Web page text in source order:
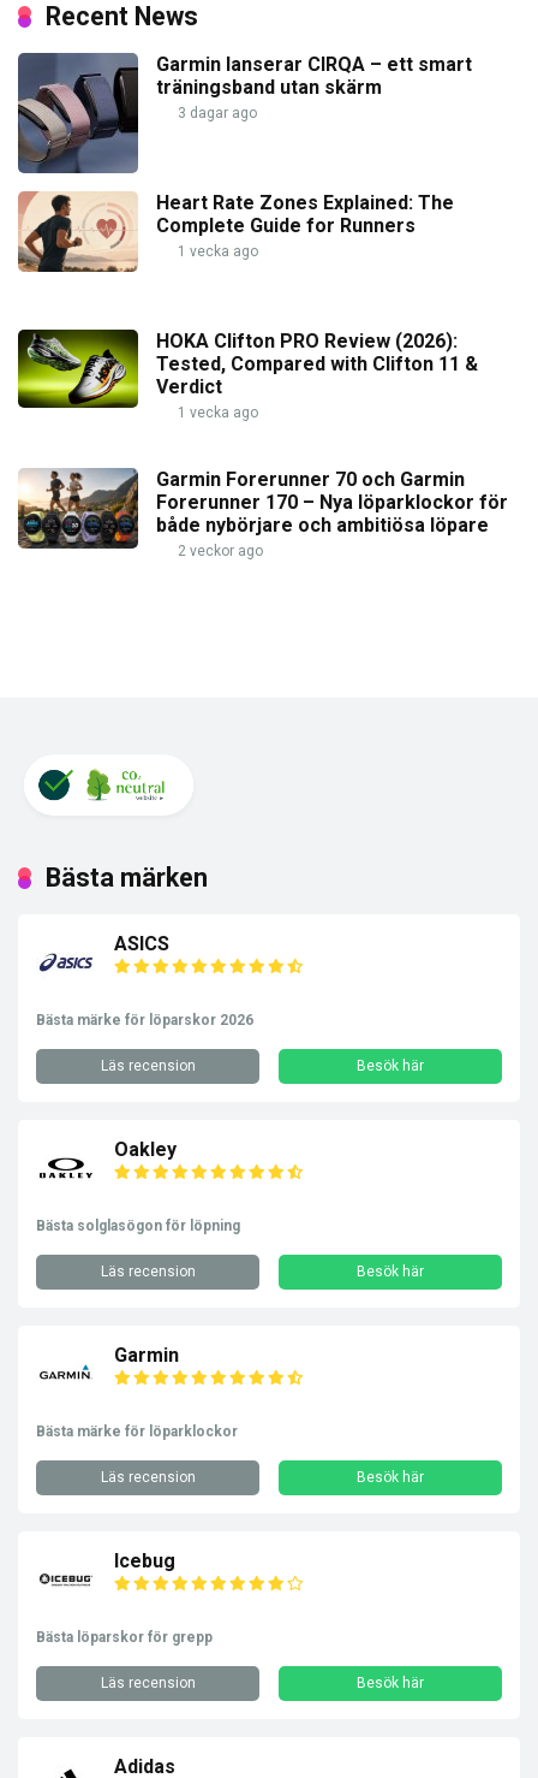
Recent News
Garmin lanserar CIRQA – ett smart
träningsband utan skärm
3 dagar ago
Heart Rate Zones Explained: The
Complete Guide for Runners
1 vecka ago
HOKA Clifton PRO Review (2026):
Tested, Compared with Clifton 11 &
Verdict
1 vecka ago
Garmin Forerunner 70 och Garmin
Forerunner 170 – Nya löparklockor för
både nybörjare och ambitiösa löpare
2 veckor ago
Bästa märken
ASICS
Bästa märke för löparskor 2026
Läs recension Besök här
Oakley
Bästa solglasögon för löpning
Läs recension Besök här
Garmin
Bästa märke för löparklockor
Läs recension Besök här
Icebug
Bästa löparskor för grepp
Läs recension Besök här
Adidas